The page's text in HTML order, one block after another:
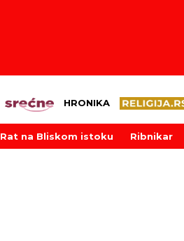
HRONIKA
Rat na Bliskom istoku Ribnikar